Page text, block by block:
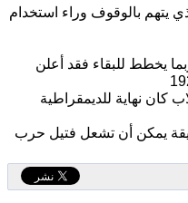
يتهم بالوقوف وراء استخدام
يخطط للبقاء فقد أعلن
كان نهاية للديمقراطية
يمكن أن تشعل فتيل حرب